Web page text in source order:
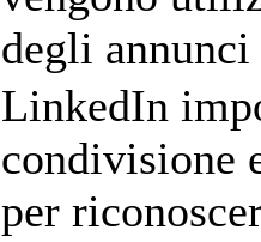
degli
LinkedIn
condivisione
per